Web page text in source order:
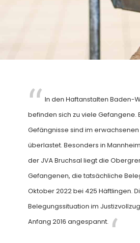
In den Haftanstalten Baden-
befinden sich zu viele Gefangene.
Gefängnisse sind im
überlastet. Besonders in
der JVA Bruchsal liegt die
Gefangenen, die tatsächliche
Oktober 2022 bei 425 Häftlingen.
Belegungssituation im
Anfang 2016 angespannt.